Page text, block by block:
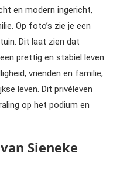
en modern ingericht,
Op foto’s zie je een
Dit laat zien dat
prettig en stabiel leven
vrienden en familie,
leven. Dit privéleven
op het podium en
Sieneke